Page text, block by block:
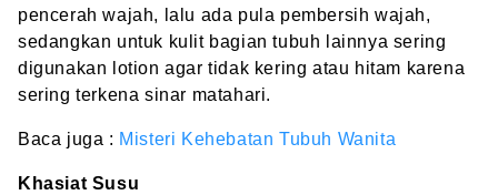
pencerah wajah, lalu ada pula pembersih wajah,
sedangkan untuk kulit bagian tubuh lainnya sering
digunakan lotion agar tidak kering atau hitam karena
sering terkena sinar matahari.
Baca juga : Misteri Kehebatan Tubuh Wanita
Khasiat Susu